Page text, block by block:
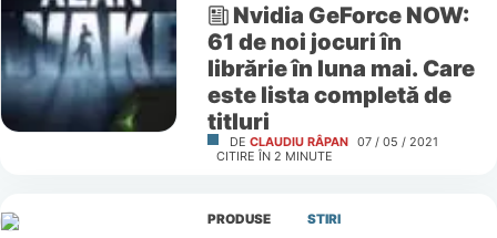
Nvidia GeForce NOW:
61 de noi jocuri în
librărie în luna mai. Care
este lista completă de
titluri
DE CLAUDIU RÂPAN 07 / 05 / 2021
CITIRE ÎN 2 MINUTE
PRODUSE STIRI